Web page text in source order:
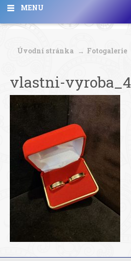
MENU
Úvodní stránka Fotogalerie
vlastni-vyroba_4